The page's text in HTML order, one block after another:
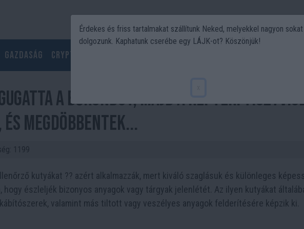
Gazdaság Crypto
a bőröndöt, majd a reptéri
megdöbbentek...
1199
kutyákat ?‍? azért alkalmazzák, mert kiváló szaglásuk és különleges
hogy észleljék bizonyos anyagok vagy tárgyak jelenlétét. Az ilyen kutyákat
valamint más tiltott vagy veszélyes anyagok felderítésére képzik ki.
Érdekes és friss tartalmakat szállítunk Neked, melyekkel nagyon sokat
dolgozunk. Kaphatunk cserébe egy LÁJK-ot? Köszönjük!